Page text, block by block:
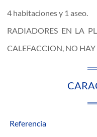
4 habitaciones y 1 aseo.
RADIADORES EN LA
CALEFACCION, NO
Referencia